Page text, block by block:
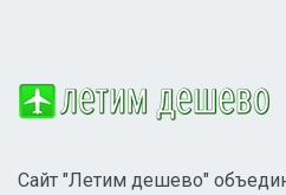
Сайт "Летим дешево"